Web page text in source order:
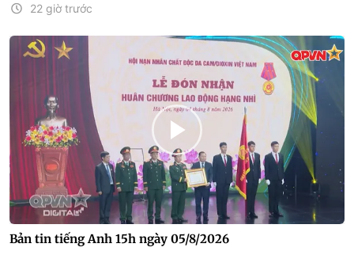
22 giờ trước
Bản tin tiếng Anh 15h ngày 05/8/2026